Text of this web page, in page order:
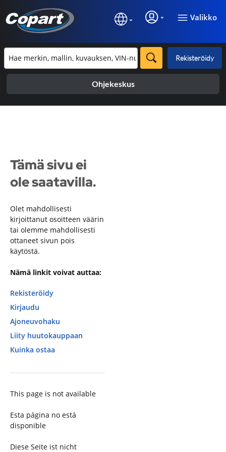
Valikko
Rekisteröidy
Ohjekeskus
Tämä sivu ei
ole saatavilla.
Olet mahdollisesti
kirjoittanut osoitteen väärin
tai olemme mahdollisesti
ottaneet sivun pois
käytöstä.
Nämä linkit voivat auttaa:
Rekisteröidy
Kirjaudu
Ajoneuvohaku
Liity huutokauppaan
Kuinka ostaa
This page is not available
Esta página no está
disponible
Diese Seite ist nicht